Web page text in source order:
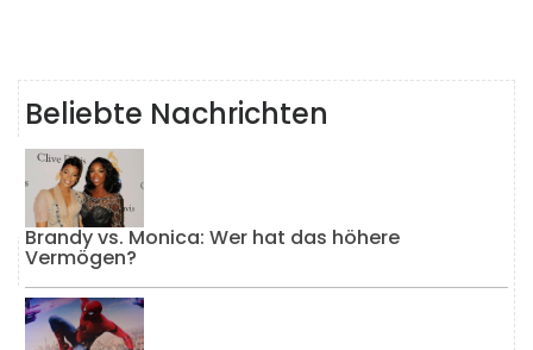
Beliebte Nachrichten
Brandy vs. Monica: Wer hat das höhere
Vermögen?